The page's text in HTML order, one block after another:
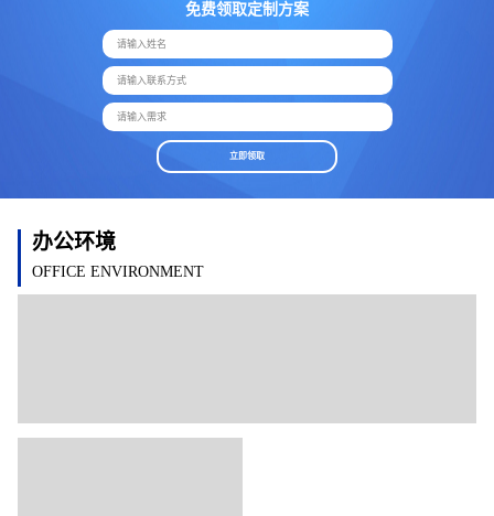
免费领取定制方案
请输入姓名
请输入联系方式
请输入需求
立即领取
办公环境
OFFICE ENVIRONMENT